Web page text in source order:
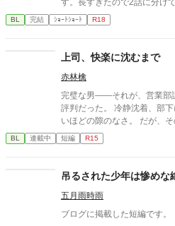
す。長すぎたので2話に分けて
BL 完結 ｼｮｰﾄｼｮｰﾄ R18
上司、快楽に沈むまで
赤林檎
完璧な男――それが、営業部
評判だった。 冷静沈着、部
いほどの隙のなさ。 だが、
も想像していなかった。 入社三年目の篠原は、榊の直属の部下。
真面目だが強気で、どこか挑
原は上司に向かって、いつ
んな顔、部下には見せない
情。 その弱さを見逃さず、
「強がらなくていいですよ。
BL 連載中 短編 R15
吊るされた少年は惨めな
五月雨時雨
ブログに掲載した短編です。